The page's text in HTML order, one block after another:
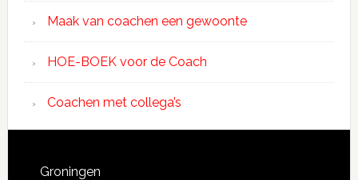
Maak van coachen een gewoonte
HOE-BOEK voor de Coach
Coachen met collega’s
Groningen